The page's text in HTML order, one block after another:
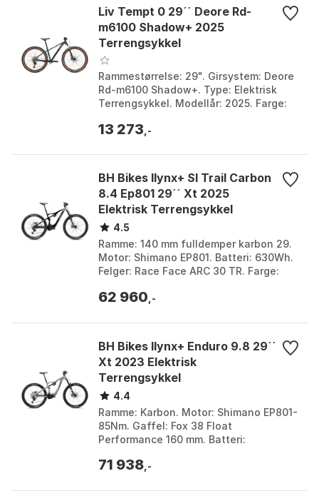
Zeb Base 160 mm gaffel
Girsystem SRAM 70 Eagle T-Type, 12-delt
Dekkbredde
Foran og bak
fjæringsvandring
Foran: 29'', Bak: 27,5''
Liv Tempt 0 29´´ Deore Rd-
m6100 Shadow+ 2025
Terrengsykkel
Rammestørrelse: 29". Girsystem: Deore
Rd-m6100 Shadow+. Type: Elektrisk
Terrengsykkel. Modellår: 2025. Farge:
13 273 ,-
BH Bikes Ilynx+ Sl Trail Carbon
8.4 Ep801 29´´ Xt 2025
Elektrisk Terrengsykkel
4.5
Ramme: 140 mm fulldemper karbon 29.
Motor: Shimano EP801. Batteri: 630Wh.
Felger: Race Face ARC 30 TR. Farge:
red / re...
62 960 ,-
BH Bikes Ilynx+ Enduro 9.8 29´´
Xt 2023 Elektrisk
Terrengsykkel
4.4
Ramme: Karbon. Motor: Shimano EP801-
85Nm. Gaffel: Fox 38 Float
Performance 160 mm. Batteri:
Blue / silver / blue, Gre...
71 938 ,-